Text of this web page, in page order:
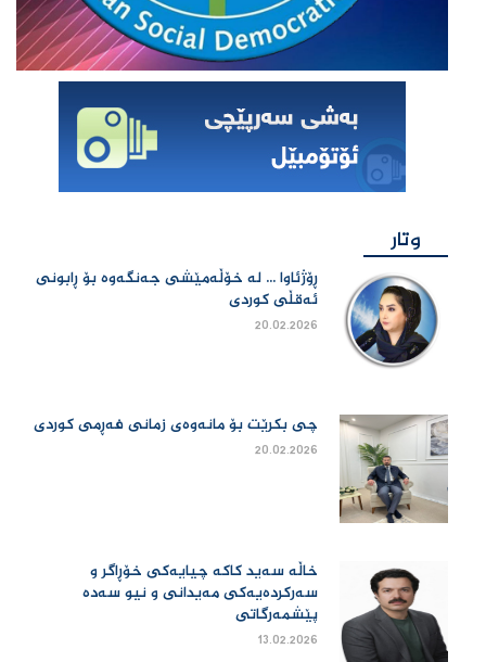
وتار
ڕۆژئاوا ... لە خۆڵەمێشی جەنگەوە بۆ ڕابونی
ئەقڵی کوردی
20.02.2026
چی بكرێت بۆ مانەوەی زمانی فەڕمی كوردی
20.02.2026
خاڵە سەید کاکە چیایەکی خۆڕاگر و
سەرکردەیەکی مەیدانی و نیو سەدە
پێشمەرگاتی
13.02.2026